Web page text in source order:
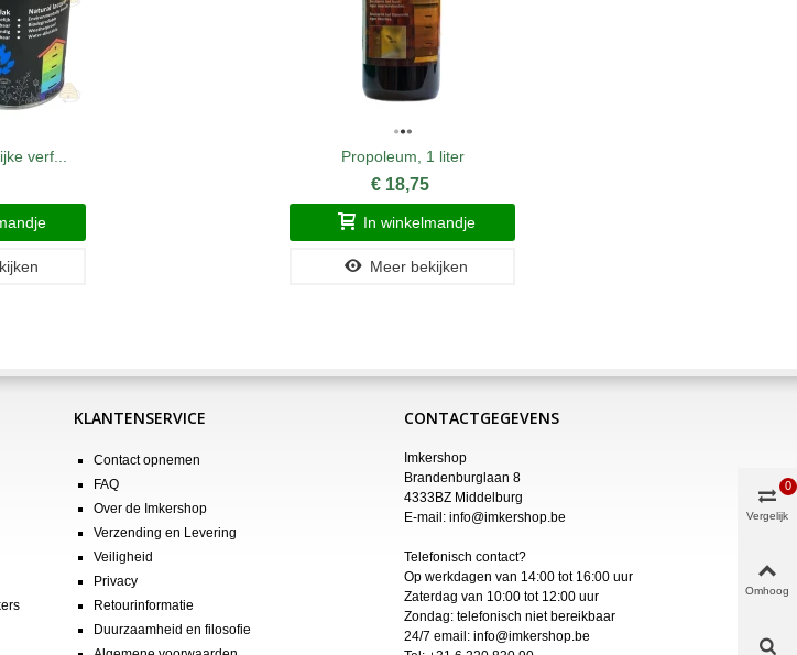
verf... Propoleum, 1 liter
€ 18,75
In winkelmandje
Meer bekijken
KLANTENSERVICE
Contact opnemen
FAQ
Over de Imkershop
Verzending en Levering
Veiligheid
Privacy
Retourinformatie
Duurzaamheid en filosofie
CONTACTGEGEVENS
Imkershop
Brandenburglaan 8
4333BZ Middelburg
E-mail: info@imkershop.be
Telefonisch contact?
Op werkdagen van 14:00 tot 16:00 uur
Zaterdag van 10:00 tot 12:00 uur
Zondag: telefonisch niet bereikbaar
24/7 email: info@imkershop.be
Vergelijk
0
Omhoog